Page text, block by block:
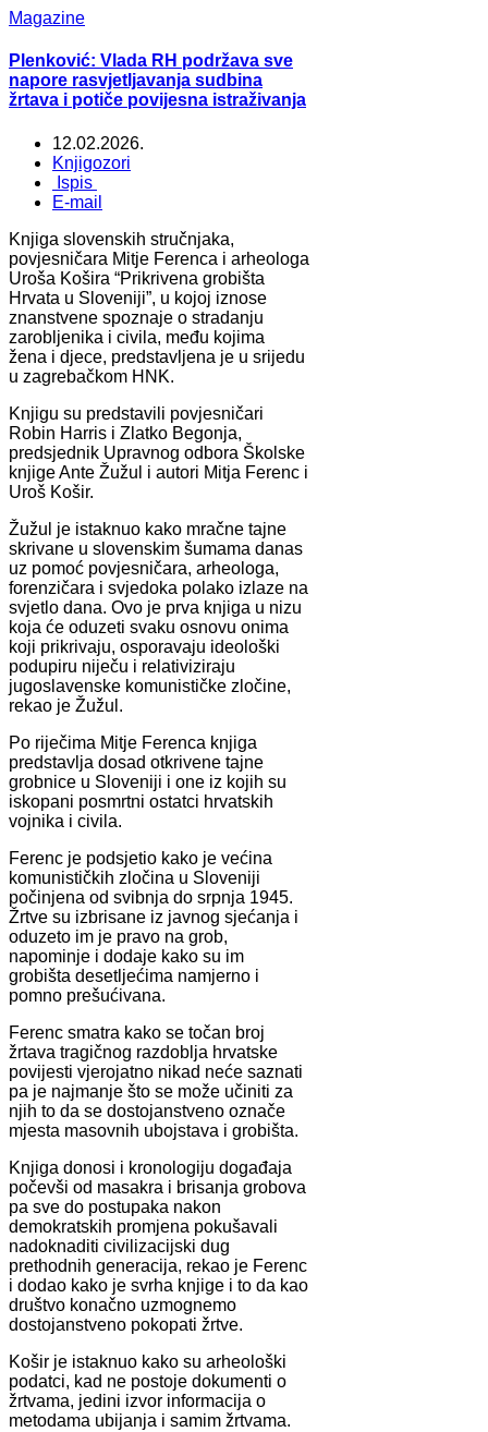
Magazine
Plenković: Vlada RH podržava sve
napore rasvjetljavanja sudbina
žrtava i potiče povijesna istraživanja
12.02.2026.
Knjigozori
Ispis
E-mail
Knjiga slovenskih stručnjaka,
povjesničara Mitje Ferenca i arheologa
Uroša Košira “Prikrivena grobišta
Hrvata u Sloveniji”, u kojoj iznose
znanstvene spoznaje o stradanju
zarobljenika i civila, među kojima
žena i djece, predstavljena je u srijedu
u zagrebačkom HNK.
Knjigu su predstavili povjesničari
Robin Harris i Zlatko Begonja,
predsjednik Upravnog odbora Školske
knjige Ante Žužul i autori Mitja Ferenc i
Uroš Košir.
Žužul je istaknuo kako mračne tajne
skrivane u slovenskim šumama danas
uz pomoć povjesničara, arheologa,
forenzičara i svjedoka polako izlaze na
svjetlo dana. Ovo je prva knjiga u nizu
koja će oduzeti svaku osnovu onima
koji prikrivaju, osporavaju ideološki
podupiru niječu i relativiziraju
jugoslavenske komunističke zločine,
rekao je Žužul.
Po riječima Mitje Ferenca knjiga
predstavlja dosad otkrivene tajne
grobnice u Sloveniji i one iz kojih su
iskopani posmrtni ostatci hrvatskih
vojnika i civila.
Ferenc je podsjetio kako je većina
komunističkih zločina u Sloveniji
počinjena od svibnja do srpnja 1945.
Žrtve su izbrisane iz javnog sjećanja i
oduzeto im je pravo na grob,
napominje i dodaje kako su im
grobišta desetljećima namjerno i
pomno prešućivana.
Ferenc smatra kako se točan broj
žrtava tragičnog razdoblja hrvatske
povijesti vjerojatno nikad neće saznati
pa je najmanje što se može učiniti za
njih to da se dostojanstveno označe
mjesta masovnih ubojstava i grobišta.
Knjiga donosi i kronologiju događaja
počevši od masakra i brisanja grobova
pa sve do postupaka nakon
demokratskih promjena pokušavali
nadoknaditi civilizacijski dug
prethodnih generacija, rekao je Ferenc
i dodao kako je svrha knjige i to da kao
društvo konačno uzmognemo
dostojanstveno pokopati žrtve.
Košir je istaknuo kako su arheološki
podatci, kad ne postoje dokumenti o
žrtvama, jedini izvor informacija o
metodama ubijanja i samim žrtvama.